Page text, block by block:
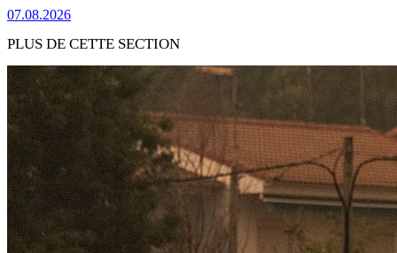
07.08.2026
PLUS DE CETTE SECTION